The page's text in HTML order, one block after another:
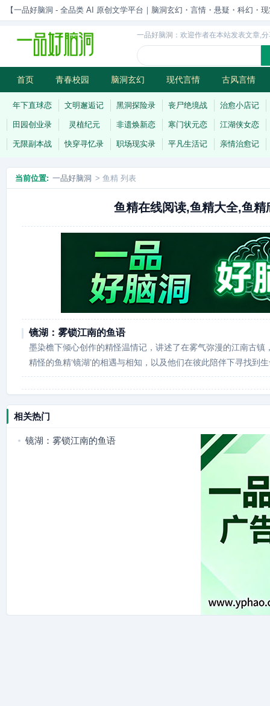
【一品好脑洞 - 全品类 AI 原创文学平台｜脑洞玄幻・言情・悬疑・科幻・
一品好脑洞：欢迎作者在本站发表文章,
首页 青春校园 脑洞玄幻 现代言情 古风言情
历史权谋 武侠江湖 灵异志怪 连载
年下直球恋 文明邂逅记 黑洞探险录 丧尸绝境战 治愈小店记
田园创业录 灵植纪元 非遗焕新恋 寒门状元恋 江湖侠女恋
无限副本战 快穿寻忆录 职场现实录 平凡生活记 亲情治愈记
当前位置: 一品好脑洞 > 鱼精 列表
鱼精在线阅读,鱼精大全,鱼精
镜湖：雾锁江南的鱼语
墨染檐下倾心创作的精怪温情记，讲述了在雾气弥漫的江南古镇
精怪的鱼精‘镜湖’的相遇与相知，以及他们在彼此陪伴下寻找到
相关热门
镜湖：雾锁江南的鱼语